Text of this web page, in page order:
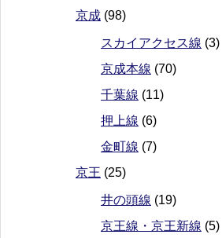
京成 (98)
スカイアクセス線 (3)
京成本線 (70)
千葉線 (11)
押上線 (6)
金町線 (7)
京王 (25)
井の頭線 (19)
京王線・京王新線 (5)